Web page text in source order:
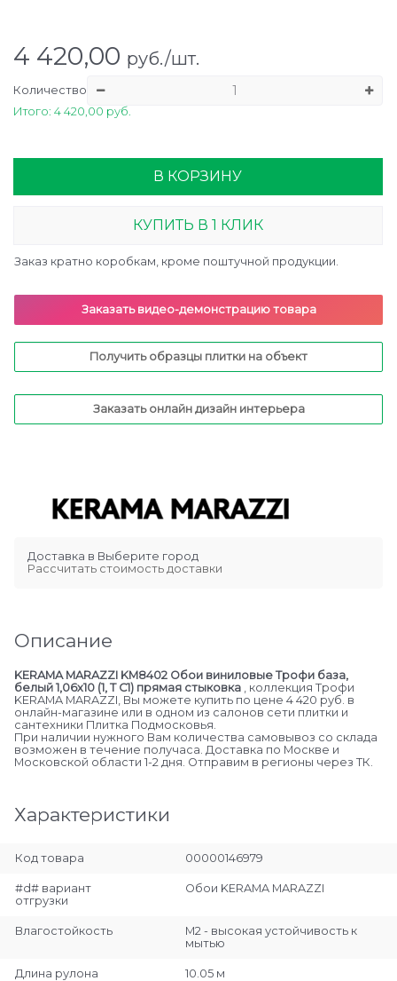
4 420,00 руб./шт.
Количество
Итого: 4 420,00 руб.
В КОРЗИНУ
КУПИТЬ В 1 КЛИК
Заказ кратно коробкам, кроме поштучной продукции.
Заказать видео-демонстрацию товара
Получить образцы плитки на объект
Заказать онлайн дизайн интерьера
Доставка в Выберите город
Рассчитать стоимость доставки
Описание
KERAMA MARAZZI KM8402 Обои виниловые Трофи база,
белый 1,06х10 (1, Т C1) прямая стыковка , коллекция Трофи
KERAMA MARAZZI, Вы можете купить по цене 4 420 руб. в
онлайн-магазине или в одном из салонов сети плитки и
сантехники Плитка Подмосковья.
При наличии нужного Вам количества самовывоз со склада
возможен в течение получаса. Доставка по Москве и
Московской области 1-2 дня. Отправим в регионы через ТК.
Характеристики
Код товара 00000146979
#d# вариант
отгрузки
Обои KERAMA MARAZZI
Влагостойкость
М2 - высокая устойчивость к
мытью
Длина рулона 10.05 м